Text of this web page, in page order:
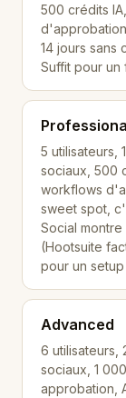
500 crédits
14 jours sans
Suffit pour un
5 utilisateurs,
sociaux, 500
workflows
sweet spot,
Social
(Hootsuite
pour un
Advanced
6 utilisateurs,
sociaux, 1
approbation,